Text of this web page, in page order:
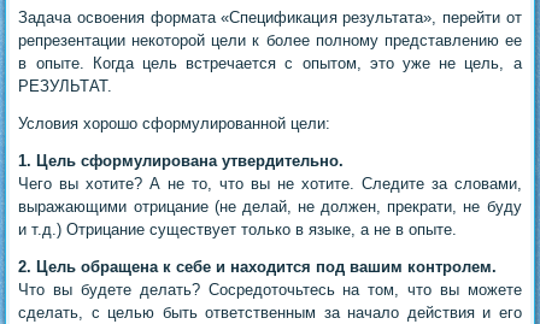
Задача освоения формата «Спецификация результата», перейти от
репрезентации некоторой цели к более полному представлению ее
в опыте. Когда цель встречается с опытом, это уже не цель, а
РЕЗУЛЬТАТ.
Условия хорошо сформулированной цели:
1. Цель сформулирована утвердительно.
Чего вы хотите? А не то, что вы не хотите. Следите за словами,
выражающими отрицание (не делай, не должен, прекрати, не буду
и т.д.) Отрицание существует только в языке, а не в опыте.
2. Цель обращена к себе и находится под вашим контролем.
Что вы будете делать? Сосредоточьтесь на том, что вы можете
сделать, с целью быть ответственным за начало действия и его